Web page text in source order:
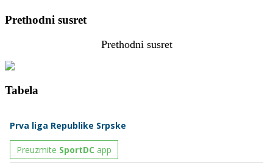
Prethodni susret
Prethodni susret
Tabela